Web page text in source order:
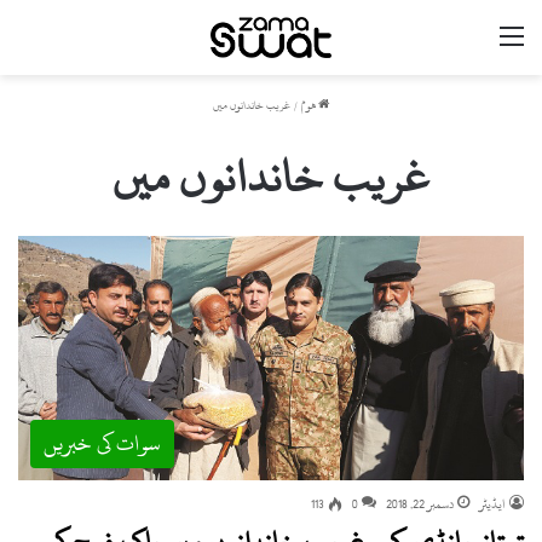
ھوم/غریب خاندانوں میں
غریب خاندانوں میں
سوات کی خبریں
ایڈیٹر دسمبر 22, 2018 0
113